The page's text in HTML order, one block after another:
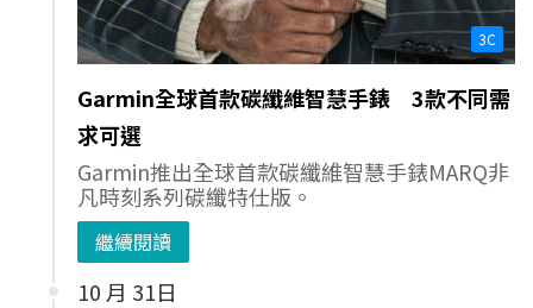
3C
Garmin全球首款碳纖維智慧手錶 3款不同需
求可選
Garmin推出全球首款碳纖維智慧手錶MARQ非
凡時刻系列碳纖特仕版。
繼續閱讀
10 月 31日